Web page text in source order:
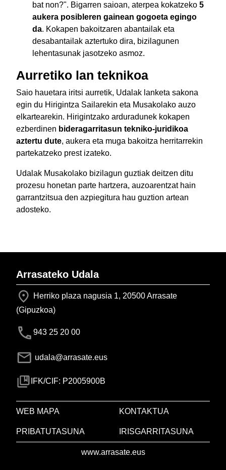
bat non?". Bigarren saioan, aterpea kokatzeko 5
aukera posibleren gainean gogoeta egingo
da. Kokapen bakoitzaren abantailak eta
desabantailak aztertuko dira, bizilagunen
lehentasunak jasotzeko asmoz.
Aurretiko lan teknikoa
Saio hauetara iritsi aurretik, Udalak lanketa sakona
egin du Hirigintza Sailarekin eta Musakolako auzo
elkartearekin. Hirigintzako arduradunek kokapen
ezberdinen bideragarritasun tekniko-juridikoa
aztertu dute, aukera eta muga bakoitza herritarrekin
partekatzeko prest izateko.
Udalak Musakolako bizilagun guztiak deitzen ditu
prozesu honetan parte hartzera, auzoarentzat hain
garrantzitsua den azpiegitura hau guztion artean
adosteko.
Arrasateko Udala
Herriko plaza nagusia 1, 20500 Arrasate
(Gipuzkoa)
943 25 20 00
udala@arrasate.eus
IFK/CIF: P2005900B
WEB MAPA KONTAKTUA
PRIBATUTASUNA IRISGARRITASUNA
www.arrasate.eus